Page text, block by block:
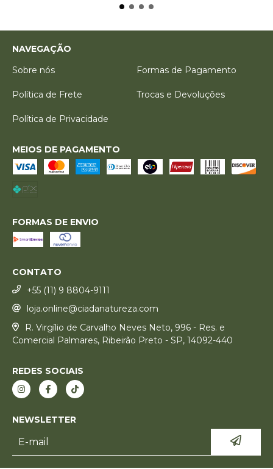
NAVEGAÇÃO
Sobre nós
Formas de Pagamento
Política de Frete Trocas e Devoluções
Política de Privacidade
MEIOS DE PAGAMENTO
FORMAS DE ENVIO
CONTATO
+55 (11) 9 8804-9111
loja.online@ciadanatureza.com
R. Virgílio de Carvalho Neves Neto, 996 - Res. e
Comercial Palmares, Ribeirão Preto - SP, 14092-440
REDES SOCIAIS
NEWSLETTER